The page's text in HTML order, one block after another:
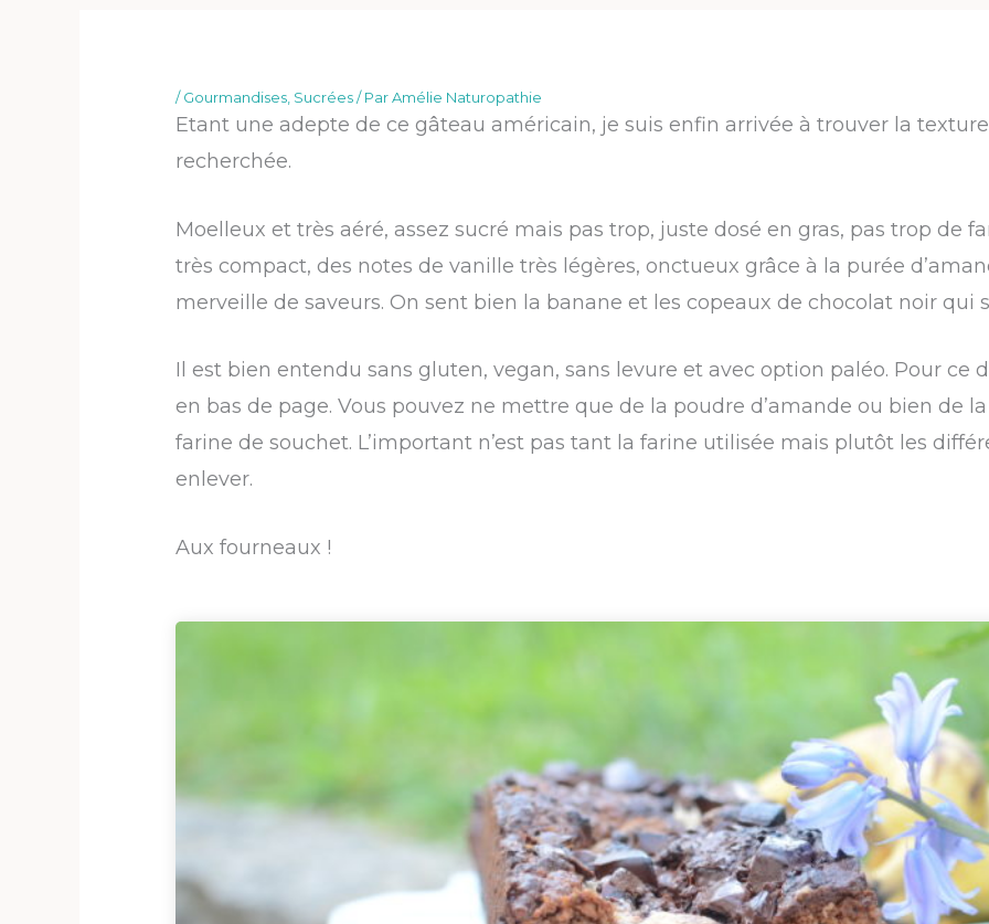
/Gourmandises, Sucrées/ ParAmélie Naturopathie
Etant une adepte de ce gâteau américain, je suis enfin arrivée à trouver la
recherchée.
Moelleux et très aéré, assez sucré mais pas trop, juste dosé en gras, pas trop de
très compact, des notes de vanille très légères, onctueux grâce à la purée
merveille de saveurs. On sent bien la banane et les copeaux de chocolat noir qui
Il est bien entendu sans gluten, vegan, sans levure et avec option paléo. Pour ce
en bas de page. Vous pouvez ne mettre que de la poudre d’amande ou bien de
farine de souchet. L’important n’est pas tant la farine utilisée mais plutôt les
enlever.
Aux fourneaux !